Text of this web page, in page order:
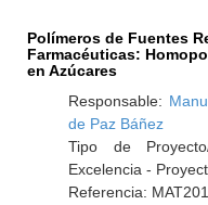
Polímeros de Fuentes
Farmacéuticas:
en Azúcares
Responsable:
de Paz Báñez
Tipo de
Excelencia -
Referencia: